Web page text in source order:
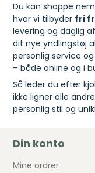
Du kan shoppe
hvor vi tilbyder fri
levering og daglig
dit nye yndlingstøj
personlig service
– både online og i
Så leder du efter
ikke ligner alle
personlig stil og
Din konto
Mine ordrer